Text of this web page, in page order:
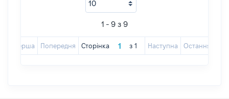
1 - 9 з 9
Перша Попередня Сторінка з 1 Наступна Остання